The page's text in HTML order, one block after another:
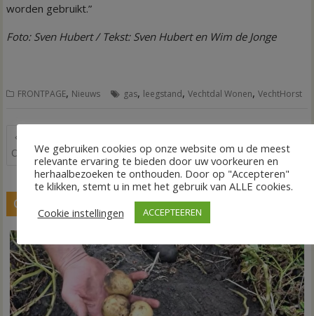
worden gebruikt.”
Foto: Sven Hubert / Tekst: Sven Hubert en Wim de Jonge
FRONTPAGE, Nieuws gas, leegstand,Vechtdal Wonen,VechtHorst
Bericht
navigatie
Oud-Lutten bekend
Haarschut
GERELATEERDE BERICHTEN
We gebruiken cookies op onze website om u de meest
relevante ervaring te bieden door uw voorkeuren en
herhaalbezoeken te onthouden. Door op "Accepteren"
te klikken, stemt u in met het gebruik van ALLE cookies.
Cookie instellingen
ACCEPTEEREN